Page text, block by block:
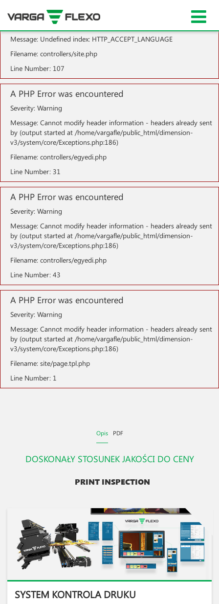
A PHP Error was encountered
Severity: Notice
Message: Undefined index: HTTP_ACCEPT_LANGUAGE
Filename: controllers/site.php
Line Number: 107
A PHP Error was encountered
Severity: Warning
Message: Cannot modify header information - headers already sent
by (output started at /home/vargafle/public_html/dimension-
v3/system/core/Exceptions.php:186)
Filename: controllers/egyedi.php
Line Number: 31
A PHP Error was encountered
Severity: Warning
Message: Cannot modify header information - headers already sent
by (output started at /home/vargafle/public_html/dimension-
v3/system/core/Exceptions.php:186)
Filename: controllers/egyedi.php
Line Number: 43
A PHP Error was encountered
Severity: Warning
Message: Cannot modify header information - headers already sent
by (output started at /home/vargafle/public_html/dimension-
v3/system/core/Exceptions.php:186)
Filename: site/page.tpl.php
Line Number: 1
Opis PDF
DOSKONAŁY STOSUNEK JAKOŚCI DO CENY
PRINT INSPECTION
SYSTEM KONTROLA DRUKU